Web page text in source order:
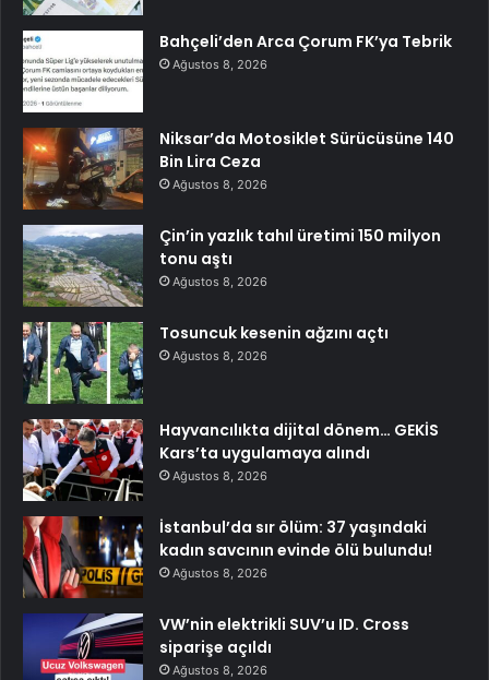
Bahçeli’den Arca Çorum FK’ya Tebrik
Ağustos 8, 2026
Niksar’da Motosiklet Sürücüsüne 140
Bin Lira Ceza
Ağustos 8, 2026
Çin’in yazlık tahıl üretimi 150 milyon
tonu aştı
Ağustos 8, 2026
Tosuncuk kesenin ağzını açtı
Ağustos 8, 2026
Hayvancılıkta dijital dönem… GEKİS
Kars’ta uygulamaya alındı
Ağustos 8, 2026
İstanbul’da sır ölüm: 37 yaşındaki
kadın savcının evinde ölü bulundu!
Ağustos 8, 2026
VW’nin elektrikli SUV’u ID. Cross
siparişe açıldı
Ağustos 8, 2026